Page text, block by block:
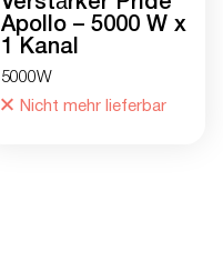
Apollo – 5000 W x
1 Kanal
5000W
Nicht mehr lieferbar